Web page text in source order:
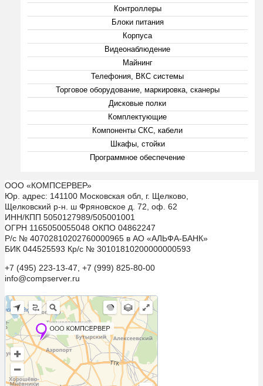
Контроллеры
Блоки питания
Корпуса
Видеонаблюдение
Майнинг
Телефония, ВКС системы
Торговое оборудование, маркировка, сканеры
Дисковые полки
Комплектующие
Компоненты СКС, кабели
Шкафы, стойки
Программное обеспечение
ООО «КОМПСЕРВЕР»
Юр. адрес: 141100 Московская обл, г. Щелково,
Щелковский р-н. ш Фряновское д. 72, оф. 62
ИНН/КПП 5050127989/505001001
ОГРН 1165050055048 ОКПО 04862247
Р/с № 40702810202760000965 в АО «АЛЬФА-БАНК»
БИК 044525593 Кр/с № 30101810200000000593
+7 (495) 223-13-47, +7 (999) 825-80-00
info@compserver.ru